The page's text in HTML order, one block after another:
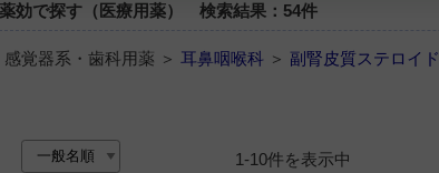
薬効で探す（医療用薬） 検索結果：54件
感覚器系・歯科用薬 ＞ 耳鼻咽喉科 ＞ 副腎皮質ステロイド
1-10件を表示中